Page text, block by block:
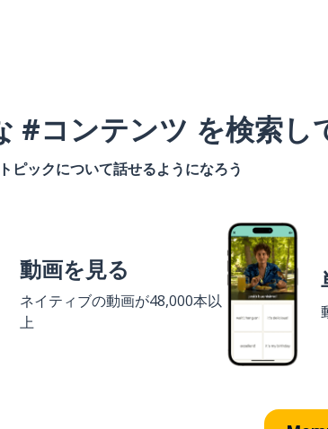
#コンテンツ を検索し
ピックについて話せるようになろう
動画を見る
ネイティブの動画が48,000本以
上